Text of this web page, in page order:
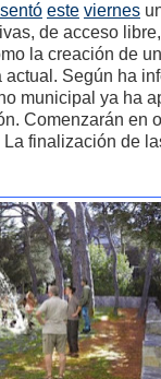
este viernes
de acceso
la creación de
Según ha
municipal ya ha
Comenzarán en
finalización de